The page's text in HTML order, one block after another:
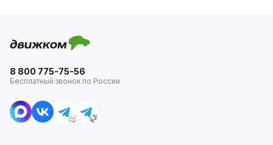
8 800 775-75-56
Бесплатный звонок по России